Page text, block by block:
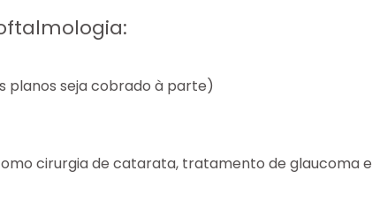
planos seja cobrado à parte)
cirurgia de catarata, tratamento de glaucoma e